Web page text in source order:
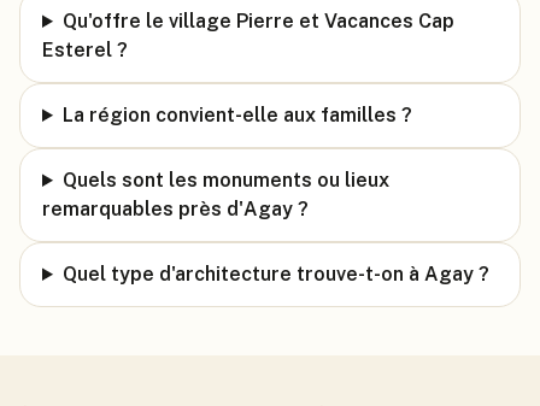
Qu'offre le village Pierre et Vacances Cap
Esterel ?
La région convient-elle aux familles ?
Quels sont les monuments ou lieux
remarquables près d'Agay ?
Quel type d'architecture trouve-t-on à Agay ?